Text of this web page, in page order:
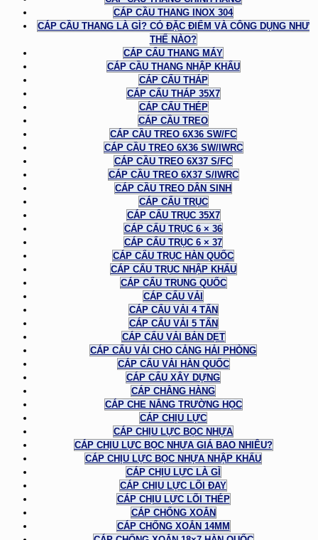
CÁP CẦU THANG INOX 304
CÁP CẦU THANG LÀ GÌ? CÓ ĐẶC ĐIỂM VÀ CÔNG DỤNG NHƯ
THẾ NÀO?
CÁP CẨU THANG MÁY
CÁP CẦU THANG NHẬP KHẨU
CÁP CẨU THÁP
CÁP CẨU THÁP 35X7
CÁP CẨU THÉP
CÁP CẦU TREO
CÁP CẦU TREO 6X36 SW/FC
CÁP CẦU TREO 6X36 SW/IWRC
CÁP CẦU TREO 6X37 S/FC
CÁP CẦU TREO 6X37 S/IWRC
CÁP CẦU TREO DÂN SINH
CÁP CẨU TRỤC
CÁP CẨU TRỤC 35X7
CÁP CẨU TRỤC 6 × 36
CÁP CẨU TRỤC 6 × 37
CÁP CẨU TRỤC HÀN QUỐC
CÁP CẨU TRỤC NHẬP KHẨU
CÁP CẨU TRUNG QUỐC
CÁP CẨU VẢI
CÁP CẨU VẢI 4 TẤN
CÁP CẨU VẢI 5 TẤN
CÁP CẨU VẢI BẢN DẸT
CÁP CẨU VẢI CHO CẢNG HẢI PHÒNG
CÁP CẨU VẢI HÀN QUỐC
CÁP CẨU XÂY DỰNG
CÁP CHẰNG HÀNG
CÁP CHE NẮNG TRƯỜNG HỌC
CÁP CHỊU LỰC
CÁP CHỊU LỰC BỌC NHỰA
CÁP CHỊU LỰC BỌC NHỰA GIÁ BAO NHIÊU?
CÁP CHỊU LỰC BỌC NHỰA NHẬP KHẨU
CÁP CHỊU LỰC LÀ GÌ
CÁP CHỊU LỰC LÕI ĐAY
CÁP CHỊU LỰC LÕI THÉP
CÁP CHỐNG XOẮN
CÁP CHỐNG XOẮN 14MM